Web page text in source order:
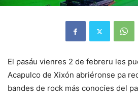
El pasáu vienres 2 de febreru les
Acapulco de Xixón abriéronse pa
bandes de rock más conocíes del